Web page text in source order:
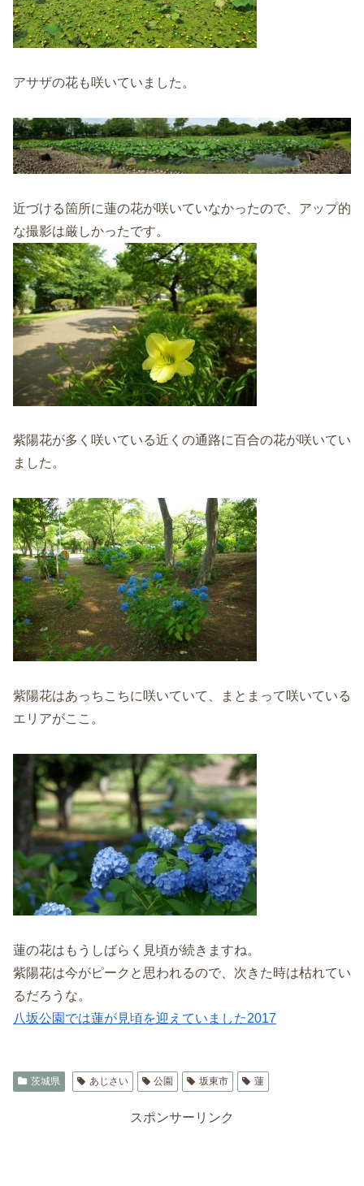
アサザの花も咲いていました。
近づける箇所に蓮の花が咲いていなかったので、アップ的
な撮影は厳しかったです。
紫陽花が多く咲いている近くの通路に百合の花が咲いてい
ました。
紫陽花はあっちこちに咲いていて、まとまって咲いている
エリアがここ。
蓮の花はもうしばらく見頃が続きますね。
紫陽花は今がピークと思われるので、次きた時は枯れてい
るだろうな。
八坂公園では蓮が見頃を迎えていました2017
茨城県 あじさい 公園 坂東市 蓮
スポンサーリンク